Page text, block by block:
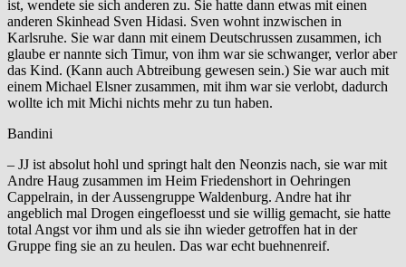
ist, wendete sie sich anderen zu. Sie hatte dann etwas mit einen
anderen Skinhead Sven Hidasi. Sven wohnt inzwischen in
Karlsruhe. Sie war dann mit einem Deutschrussen zusammen, ich
glaube er nannte sich Timur, von ihm war sie schwanger, verlor aber
das Kind. (Kann auch Abtreibung gewesen sein.) Sie war auch mit
einem Michael Elsner zusammen, mit ihm war sie verlobt, dadurch
wollte ich mit Michi nichts mehr zu tun haben.
Bandini
– JJ ist absolut hohl und springt halt den Neonzis nach, sie war mit
Andre Haug zusammen im Heim Friedenshort in Oehringen
Cappelrain, in der Aussengruppe Waldenburg. Andre hat ihr
angeblich mal Drogen eingefloesst und sie willig gemacht, sie hatte
total Angst vor ihm und als sie ihn wieder getroffen hat in der
Gruppe fing sie an zu heulen. Das war echt buehnenreif.